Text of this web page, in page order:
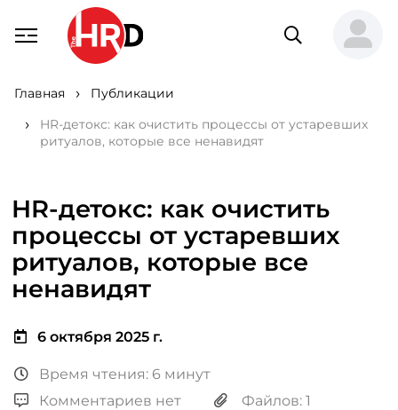
Главная
Публикации
HR-детокс: как очистить процессы от устаревших
ритуалов, которые все ненавидят
HR-детокс: как очистить
процессы от устаревших
ритуалов, которые все
ненавидят
6 октября 2025 г.
Время чтения: 6 минут
Комментариев нет
Файлов: 1